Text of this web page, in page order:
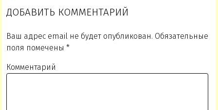
ДОБАВИТЬ КОММЕНТАРИЙ
Ваш адрес email не будет опубликован. Обязательные
поля помечены*
Комментарий